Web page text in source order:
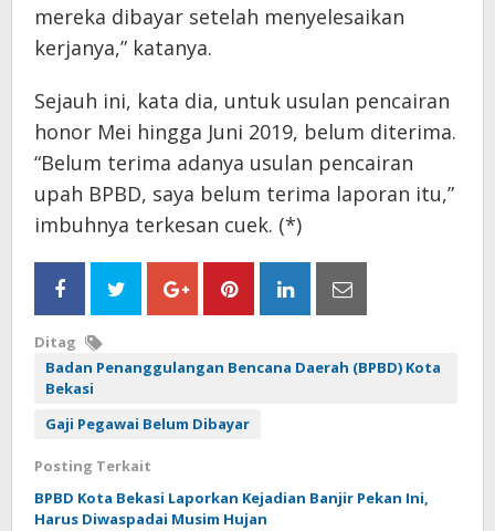
mereka dibayar setelah menyelesaikan
kerjanya,” katanya.
Sejauh ini, kata dia, untuk usulan pencairan
honor Mei hingga Juni 2019, belum diterima.
“Belum terima adanya usulan pencairan
upah BPBD, saya belum terima laporan itu,”
imbuhnya terkesan cuek. (*)
Ditag
Badan Penanggulangan Bencana Daerah (BPBD) Kota
Bekasi
Gaji Pegawai Belum Dibayar
Posting Terkait
BPBD Kota Bekasi Laporkan Kejadian Banjir Pekan Ini,
Harus Diwaspadai Musim Hujan